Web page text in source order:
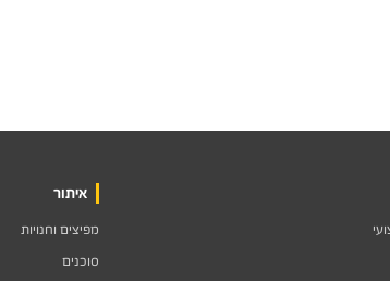
איתור
מפיצים וחנויות
סוכנים